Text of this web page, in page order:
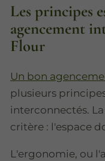
Les principes
agencement
Flour
Un bon
plusieurs
interconnectés.
critère : l'espace
L'ergonomie, ou